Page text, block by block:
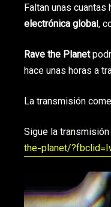
Faltan unas cuantas
electrónica global,
Rave the Planet
hace unas horas a
La transmisión
Sigue la
the-planet/